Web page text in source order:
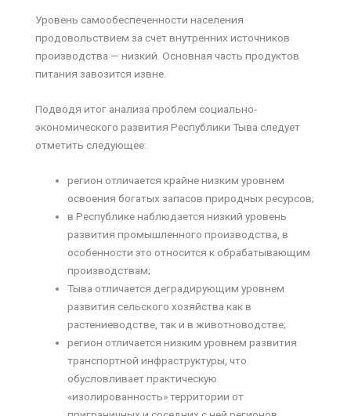
Уровень самообеспеченности населения
продовольствием за счет внутренних источников
производства — низкий. Основная часть продуктов
питания завозится извне.
Подводя итог анализа проблем социально-
экономического развития Республики Тыва следует
отметить следующее:
регион отличается крайне низким уровнем
освоения богатых запасов природных ресурсов;
в Республике наблюдается низкий уровень
развития промышленного производства, в
особенности это относится к обрабатывающим
производствам;
Тыва отличается деградирующим уровнем
развития сельского хозяйства как в
растениеводстве, так и в животноводстве;
регион отличается низким уровнем развития
транспортной инфраструктуры, что
обусловливает практическую
«изолированность» территории от